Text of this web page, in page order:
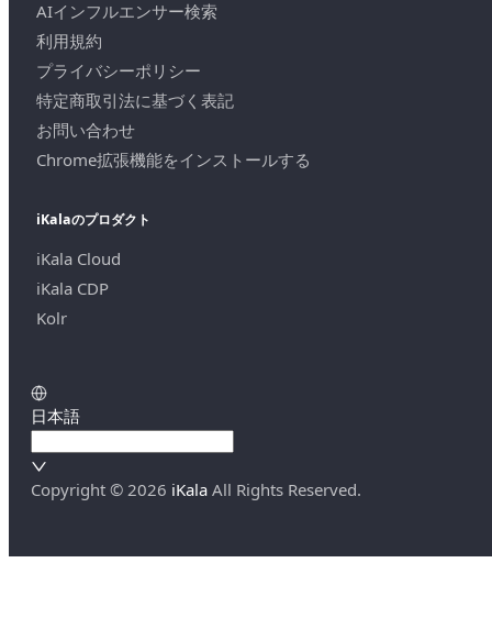
AIインフルエンサー検索
利用規約
プライバシーポリシー
特定商取引法に基づく表記
お問い合わせ
Chrome拡張機能をインストールする
iKalaのプロダクト
iKala Cloud
iKala CDP
Kolr
日本語
Copyright © 2026 iKala All Rights Reserved.